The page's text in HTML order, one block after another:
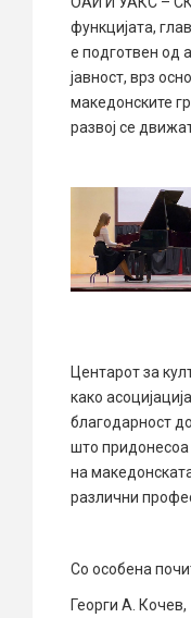
функцијата,
е подготвен од
јавност, врз
македонските
развој се
Центарот за
како
благодарност
што придонесоа
на
различни
Со особена
Георги А. Кочев,